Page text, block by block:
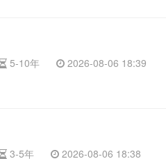
5-10年 2026-08-06 18:39
3-5年 2026-08-06 18:38